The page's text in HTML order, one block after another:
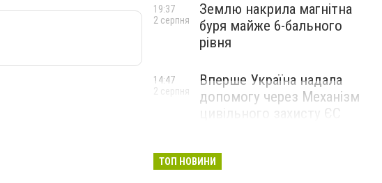
Землю накрила магнітна
буря майже 6-бального
рівня
19:37
2 серпня
Вперше Україна надала
допомогу через Механізм
цивільного захисту ЄС
14:47
2 серпня
ТОП НОВИНИ